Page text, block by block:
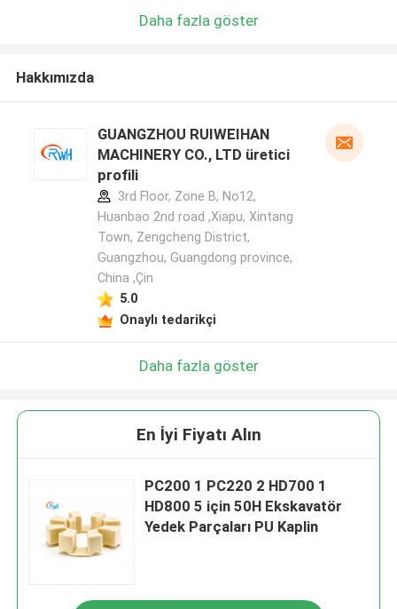
Daha fazla göster
Hakkımızda
GUANGZHOU RUIWEIHAN
MACHINERY CO., LTD üretici
profili
3rd Floor, Zone B, No12,
Huanbao 2nd road ,Xiapu, Xintang
Town, Zengcheng District,
Guangzhou, Guangdong province,
China ,Çin
5.0
Onaylı tedarikçi
Daha fazla göster
En İyi Fiyatı Alın
PC200 1 PC220 2 HD700 1
HD800 5 için 50H Ekskavatör
Yedek Parçaları PU Kaplin